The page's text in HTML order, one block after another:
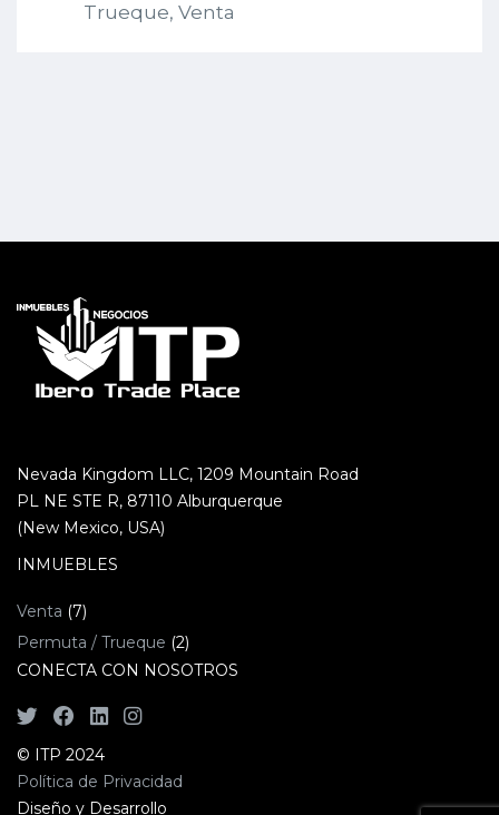
Trueque, Venta
Nevada Kingdom LLC, 1209 Mountain Road
PL NE STE R, 87110 Alburquerque
(New Mexico, USA)
INMUEBLES
Venta (7)
Permuta / Trueque (2)
CONECTA CON NOSOTROS
© ITP 2024
Política de Privacidad
Diseño y Desarrollo